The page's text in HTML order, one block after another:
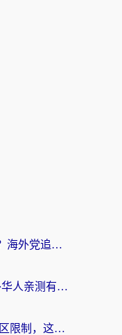
央视影音当前地区版权受限？海外党追剧看片的终极解决方案来了
交管12123国外能用吗？海外华人亲测有效的回国加速器选择指南
海外党必看：破解CCTV5地区限制，这样看欧洲杯奥运直播才够爽！